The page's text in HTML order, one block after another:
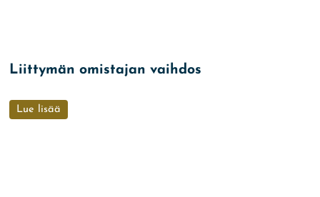
Liittymän omistajan vaihdos
Lue lisää